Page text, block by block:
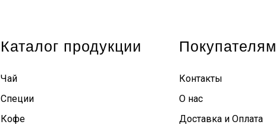
Каталог продукции
Чай
Специи
Кофе
Покупателям
Контакты
О нас
Доставка и Оплата